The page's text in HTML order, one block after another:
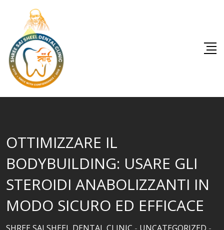
content
OTTIMIZZARE IL
BODYBUILDING: USARE GLI
STEROIDI ANABOLIZZANTI IN
MODO SICURO ED EFFICACE